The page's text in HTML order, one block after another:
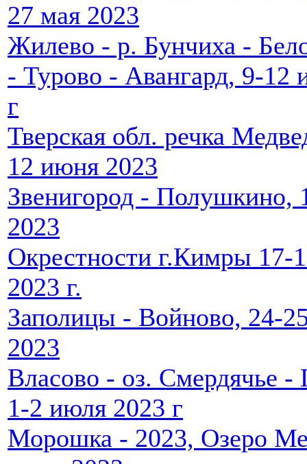
27 мая 2023
Жилево - р. Бунчиха -
- Турово - Авангард, 9-12
г
Тверская обл. речка
12 июня 2023
Звенигород - Полушкино,
2023
Окрестности г.Кимры 17-
2023 г.
Заполицы - Войново, 24-
2023
Власово - оз. Смердячье
1-2 июля 2023 г
Морошка - 2023, Озеро